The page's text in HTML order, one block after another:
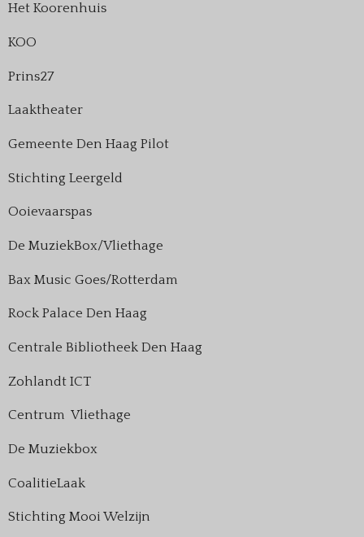
Het Koorenhuis
KOO
Prins27
Laaktheater
Gemeente Den Haag Pilot
Stichting Leergeld
Ooievaarspas
De MuziekBox/Vliethage
Bax Music Goes/Rotterdam
Rock Palace Den Haag
Centrale Bibliotheek Den Haag
Zohlandt ICT
Centrum Vliethage
De Muziekbox
CoalitieLaak
Stichting Mooi Welzijn